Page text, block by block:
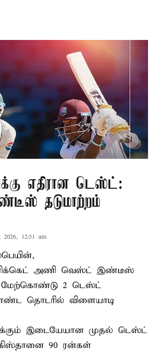
எதிரான டெஸ்ட்:
தடுமாற்றம்
12:51 am
அணி வெஸ்ட் இண்டீஸ்
மேற்கொண்டு 2 டெஸ்ட்
தொடரில் விளையாடி
இடையேயான முதல் டெஸ்ட்
90 ரன்கள்